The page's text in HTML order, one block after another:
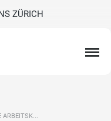
ZÜRICH
ARBEITSK...